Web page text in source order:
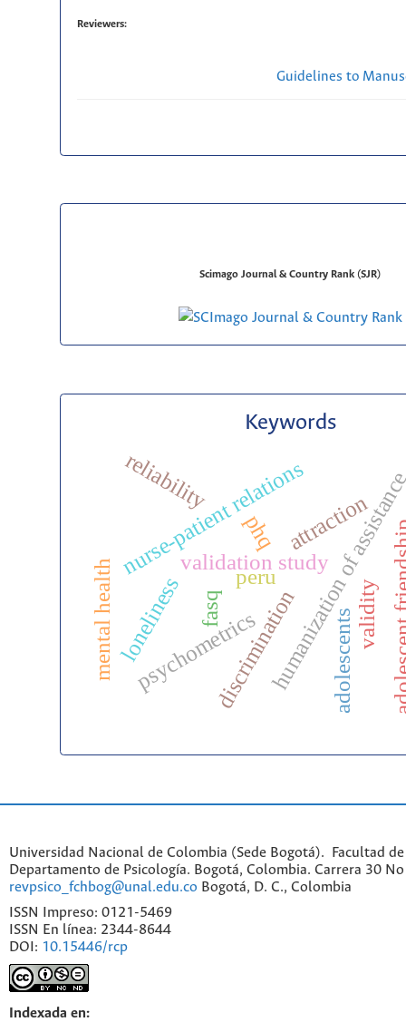
Reviewers:
Guidelines to
Scimago Journal & Country Rank (SJR)
Keywords
psychometricshumanization of
validation study
nurse-patient relations
fasq
phq
validity
reliability
adolescents
mental health discrimination
peru
attraction
loneliness
Universidad Nacional de Colombia (Sede Bogotá). Facultad de
Departamento de Psicología. Bogotá, Colombia. Carrera 30
revpsico_fchbog@unal.edu.co Bogotá, D. C., Colombia
ISSN Impreso: 0121-5469
ISSN En línea: 2344-8644
DOI: 10.15446/rcp
Indexada en: